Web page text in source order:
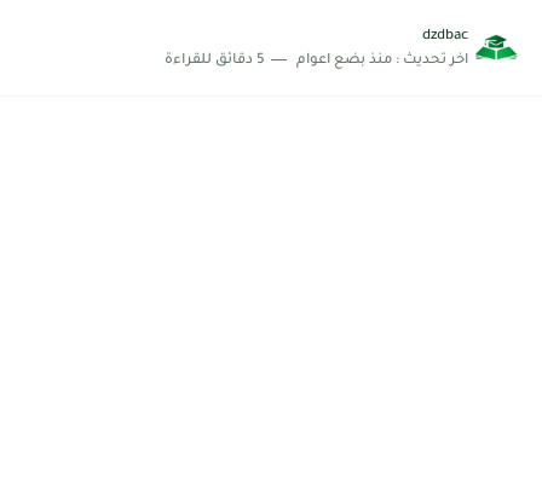
dzdbac
اخر تحديث : منذ بضع اعوام 5 دقائق للقراءة